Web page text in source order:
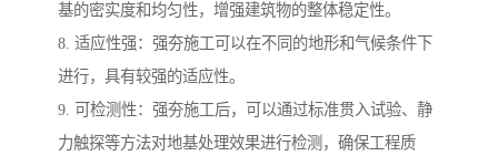
基的密实度和均匀性，增强建筑物的整体稳定性。
8. 适应性强：强夯施工可以在不同的地形和气候条件下
进行，具有较强的适应性。
9. 可检测性：强夯施工后，可以通过标准贯入试验、静
力触探等方法对地基处理效果进行检测，确保工程质